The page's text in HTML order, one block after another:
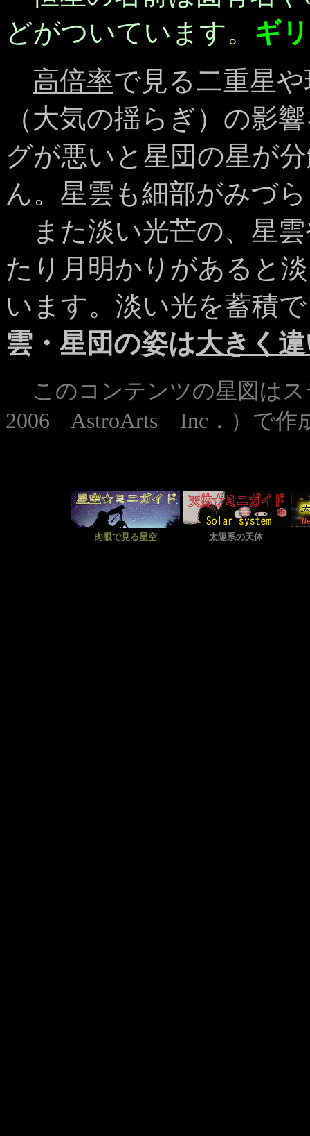
どがついています。 ギ
高倍率で見る二重星
（大気の揺らぎ）の影
グが悪いと星団の星が
ん。星雲も細部がみづ
また淡い光芒の、星
たり月明かりがあると
います。淡い光を蓄積
雲・星団の姿は大きく
このコンテンツの星図は
2006 AstroArts Inc．）で作
肉眼で見る星空 太陽系の天体